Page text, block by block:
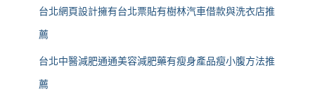
台北網頁設計擁有台北票貼有樹林汽車借款與洗衣店推
薦
台北中醫減肥通通美容減肥藥有瘦身產品瘦小腹方法推
薦